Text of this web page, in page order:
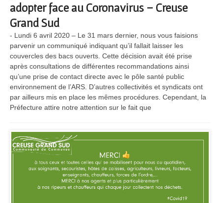
adopter face au Coronavirus – Creuse
Grand Sud
- Lundi 6 avril 2020 – Le 31 mars dernier, nous vous faisions
parvenir un communiqué indiquant qu’il fallait laisser les
couvercles des bacs ouverts. Cette décision avait été prise
après consultations de différentes recommandations ainsi
qu’une prise de contact directe avec le pôle santé public
environnement de l’ARS. D’autres collectivités et syndicats ont
par ailleurs mis en place les mêmes procédures. Cependant, la
Préfecture attire notre attention sur le fait que